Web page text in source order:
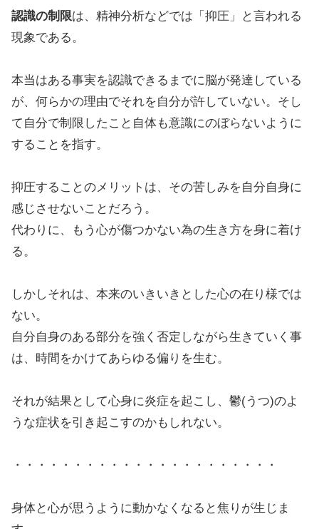
認識の制限は、精神分析などでは「抑圧」と言われる
現象である。
本当はある事実を認識できるまでに脳が発達している
が、何らかの理由でそれを自分が許していない。そし
て自分で制限したこと自体も意識にのぼらないように
することを指す。
抑圧することのメリットは、その苦しみを自分自身に
感じさせないことだろう。
代わりに、もう心が傷つかない為の生き方を身に着け
る。
しかしそれは、本来のいきいきとした心の在り様では
ない。
自分自身のある部分を強く否定しながら生きていく事
は、時間をかけてあらゆる偏りを生む。
それが結果として心身に炎症を起こし、鬱(うつ)のよ
うな症状を引き起こすのかもしれない。
・・・・・・・・・・・・・・・・・・・・・・
身体と心が思うように動かなくなると焦りが生じま